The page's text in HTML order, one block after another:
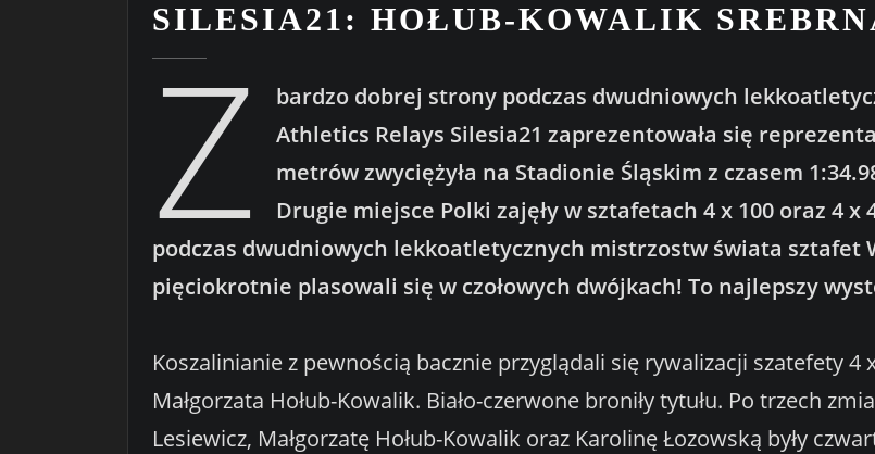
SILESIA21: HOŁUB-KOWALIK
Z
bardzo dobrej strony podczas dwudniowych
Athletics Relays Silesia21 zaprezentowała się
metrów zwyciężyła na Stadionie Śląskim z czasem
Drugie miejsce Polki zajęły w sztafetach 4 x 100 oraz 4
podczas dwudniowych lekkoatletycznych mistrzostw świata sztafet
pięciokrotnie plasowali się w czołowych dwójkach! To najlepszy
Koszalinianie z pewnością bacznie przyglądali się rywalizacji szatefety 4
Małgorzata Hołub-Kowalik. Biało-czerwone broniły tytułu. Po trzech
Lesiewicz, Małgorzatę Hołub-Kowalik oraz Karolinę Łozowską były